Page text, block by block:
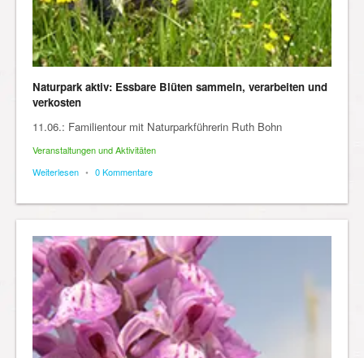
Naturpark aktiv: Essbare Blüten sammeln, verarbeiten und
verkosten
11.06.: Familientour mit Naturparkführerin Ruth Bohn
Veranstaltungen und Aktivitäten
Weiterlesen • 0 Kommentare